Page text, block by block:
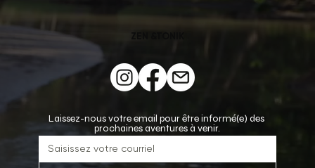
Laissez-nous votre email pour être informé(e) des
prochaines aventures à venir.